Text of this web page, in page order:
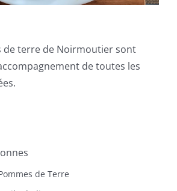
de terre de Noirmoutier sont
de toutes les
de Terre